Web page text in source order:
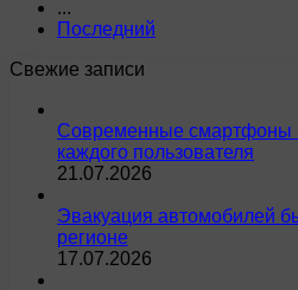
...
Последний
Свежие записи
Современные смартфоны
каждого пользователя
21.07.2026
Эвакуация автомобилей
регионе
17.07.2026